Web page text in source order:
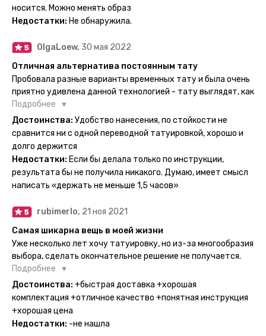
Посмотрю как булет ы носке. Обязательно закажу ещё.
носится. Можно менять образ
Недостатки: Не обнаружила.
OlgaLoew, 30 мая 2022
Отличная альтернатива постоянным тату
Пробовала разные варианты временных тату и была очень
приятно удивлена данной технологией - тату выглядят, как
настоящие, и не тускнеют больше недели даже несмотря
на контакты с водой! На сайте очень большой выбор по
тематике и размерам, быстрая доставка. Заказывала сразу
очередного рисунка у меня на руке друзья до сих пор
каждый раз уточняют, временная ли тату или я всё-таки
решила себе что-то набить :) Т. к. если следовать
инструкции, то её действительно не отличить от
настоящей. Главное, не стараться перевести большую
тату на какой-то маленький участок кожи (например,
запястье) - вследствие чего могут плохо отпечататься
какие-то части рисунка. Но это, скажем так, риски, которые
вы берёте на себя сами ;)
Подробнее
Достоинства: Удобство нанесения, по стойкости не
сравнится ни с одной переводной татуировкой, хорошо и
долго держится
Недостатки: Если бы делала только по инструкции,
результата бы не получила никакого. Думаю, имеет смысл
написать «держать не меньше 1,5 часов»
rubimerlo, 21 ноя 2021
Самая шикарна вещь в моей жизни
Уже несколько лет хочу татуировку, но из-за многообразия
выбора, сделать окончательное решение не получается.
Поэтому everink стали для меня настоящей находкой. Как
только тату пришли, я сразу понеслась их забирать. Хочу
отметить, что у everink очень большой выбор мест для
доставки, что значительно упрощает процесс получения
тату. Посылка была упакованна в бумажный плотный
конверт, внутри оказалась ещё одна упаковка с
Подробнее
Достоинства: +быстрая доставка +хорошая
комплектация +отличное качество +понятная инструкция
+хорошая цена
Недостатки: -не нашла